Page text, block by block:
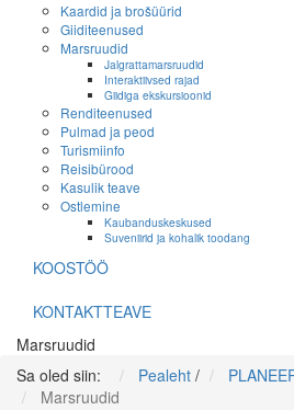
Kaardid ja brošüürid
Giiditeenused
Marsruudid
Jalgrattamarsruudid
Interaktiivsed rajad
Giidiga ekskursioonid
Renditeenused
Pulmad ja peod
Turismiinfo
Reisibürood
Kasulik teave
Ostlemine
Kaubanduskeskused
Suveniirid ja kohalik toodang
KOOSTÖÖ
KONTAKTTEAVE
Marsruudid
Sa oled siin:
Pealeht /
Marsruudid